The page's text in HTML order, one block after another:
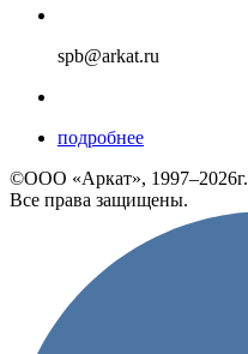
spb@arkat.ru
подробнее
©ООО «Аркат», 1997–2026г.
Все права защищены.